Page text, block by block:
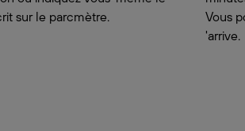
sur le parcmètre.
Vous
'arrive.